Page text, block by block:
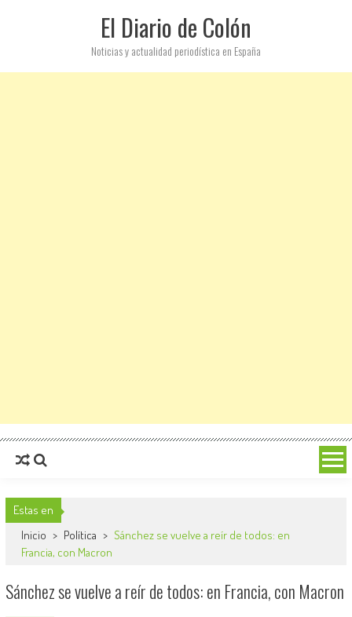
El Diario de Colón
Noticias y actualidad periodística en España
Estas en
Inicio > Política > Sánchez se vuelve a reír de todos: en
Francia, con Macron
Sánchez se vuelve a reír de todos: en Francia, con Macron